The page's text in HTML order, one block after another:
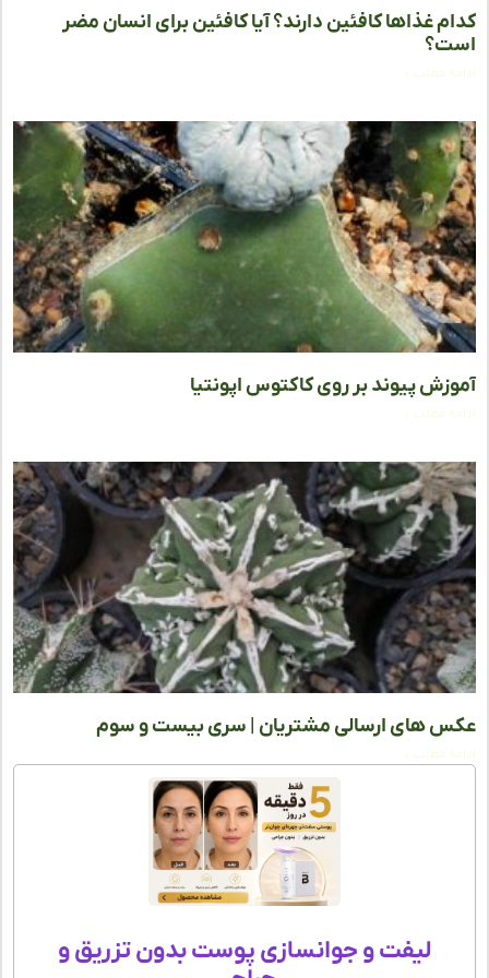
غذاها کافئین دارند؟ آیا کافئین برای انسان مضر
مطلب »
پیوند بر روی کاکتوس اپونتیا
مطلب »
های ارسالی مشتریان | سری بیست و سوم
مطلب »
لیفت و جوانسازی پوست بدون تزریق و